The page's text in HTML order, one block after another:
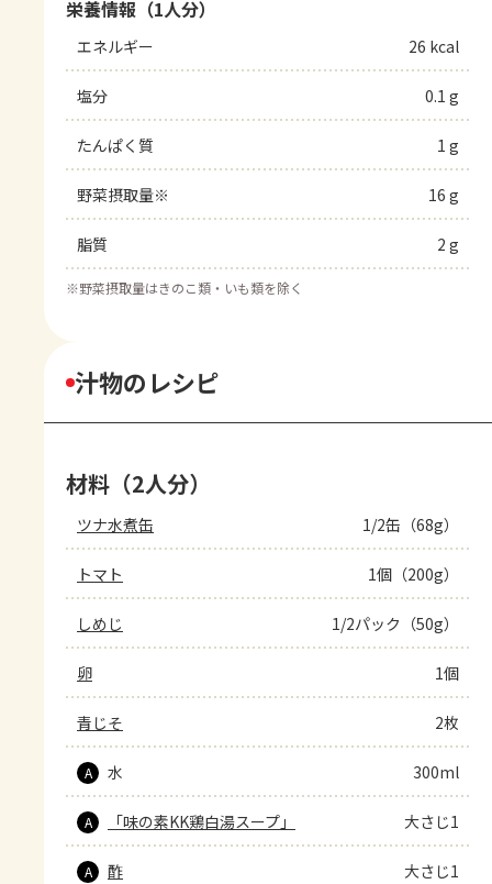
栄養情報（1人分）
エネルギー 26 kcal
塩分 0.1 g
たんぱく質 1 g
野菜摂取量※ 16 g
脂質 2 g
※野菜摂取量はきのこ類・いも類を除く
汁物のレシピ
材料（2人分）
ツナ水煮缶 1/2缶（68g）
トマト 1個（200g）
しめじ 1/2パック（50g）
卵 1個
青じそ 2枚
A 水 300ml
A 「味の素KK鶏白湯スープ」 大さじ1
A 酢 大さじ1